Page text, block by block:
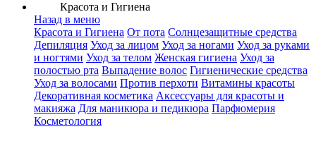
Красота и Гигиена
Назад в меню
Красота и Гигиена От пота Солнцезащитные средства
Депиляция Уход за лицом Уход за ногами Уход за руками
и ногтями Уход за телом Женская гигиена Уход за
полостью рта Выпадение волос Гигиенические средства
Уход за волосами Против перхоти Витамины красоты
Декоративная косметика Аксессуары для красоты и
макияжа Для маникюра и педикюра Парфюмерия
Косметология